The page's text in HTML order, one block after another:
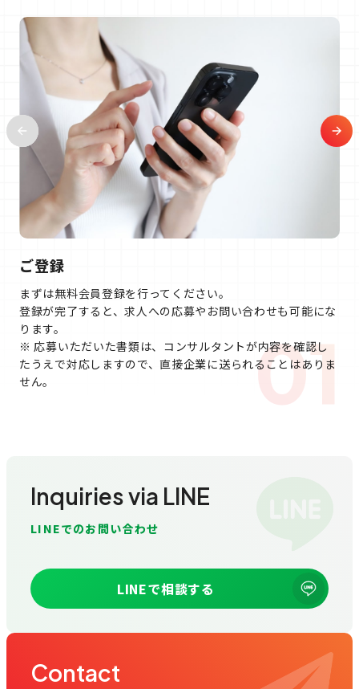
01
ご登録
まずは無料会員登録を行ってください。
登録が完了すると、求人への応募やお問い合わせも可能にな
ります。
※ 応募いただいた書類は、コンサルタントが内容を確認し
たうえで対応しますので、直接企業に送られることはありま
せん。
Inquiries via LINE
LINEでのお問い合わせ
LINEで相談する
Contact